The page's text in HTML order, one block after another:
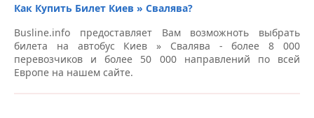
Автовокзалы Киев
Автобусная остановка, пр-т Победы, 138, возле
McDonalds – Автовокзалы Киев
Как Купить Билет Киев » Свалява?
Busline.info предоставляет Вам возможноть выбрать
билета на автобус Киев » Свалява - более 8 000
перевозчиков и более 50 000 направлений по всей
Европе на нашем сайте.